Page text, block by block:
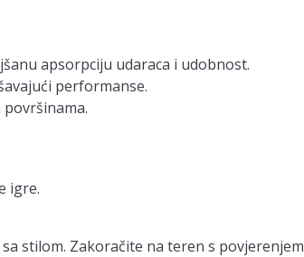
apsorpciju udaraca i udobnost.
performanse.
igre.
stilom. Zakoračite na teren s povjerenjem